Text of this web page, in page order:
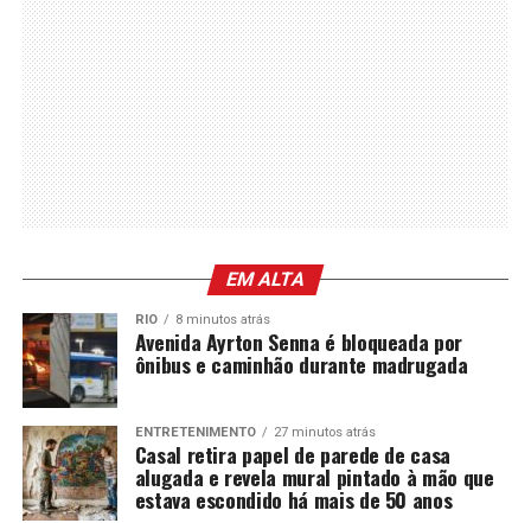
EM ALTA
RIO 8 minutos atrás
Avenida Ayrton Senna é bloqueada por
ônibus e caminhão durante madrugada
ENTRETENIMENTO 27 minutos atrás
Casal retira papel de parede de casa
alugada e revela mural pintado à mão que
estava escondido há mais de 50 anos